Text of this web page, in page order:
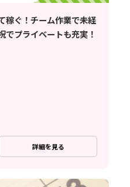
稼ぐ！チーム作業で未経
でプライベートも充実！
詳細を見る